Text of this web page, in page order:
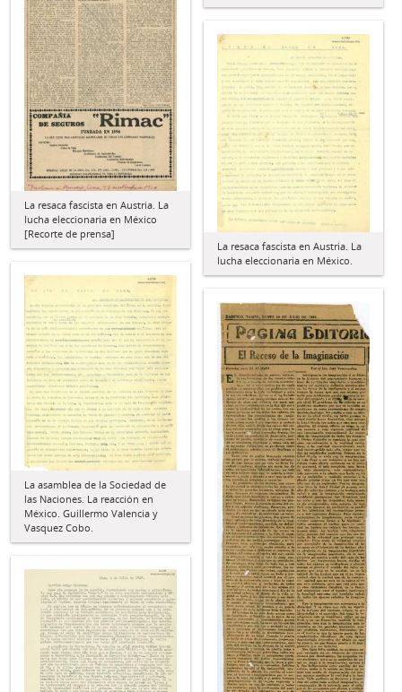
La resaca fascista en Austria. La
lucha eleccionaria en México
[Recorte de prensa]
La resaca fascista en Austria. La
lucha eleccionaria en México.
La asamblea de la Sociedad de
las Naciones. La reacción en
México. Guillermo Valencia y
Vasquez Cobo.